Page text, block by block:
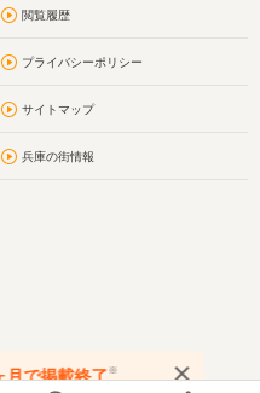
閲覧履歴
プライバシーポリシー
サイトマップ
兵庫の街情報
月で掲載終了※